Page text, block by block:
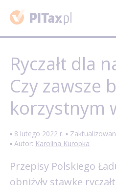
Ryczałt dla
Czy zawsze
korzystnym
▪ 8 lutego 2022 r. ▪
▪ Autor: Karolina Kuropka
Przepisy Polskiego
obniżyły stawkę